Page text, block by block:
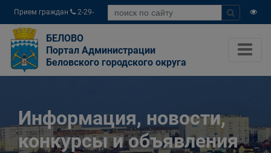
Прием граждан
2-29-
04
БЕЛОВО
Портал Администрации
Беловского городского округа
Информация, новости,
конкурсы и объявления